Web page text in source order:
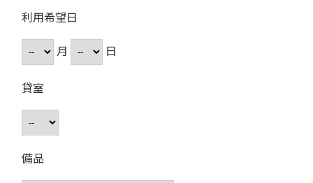
利用希望日
月
日
貸室
備品